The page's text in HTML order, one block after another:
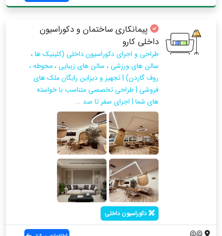
پیمانکاری ساختمان و دکوراسیون
داخلی کارو
طراحی و اجرای دکوراسیون داخلی (کلینیک ها ،
سالن های ورزشی ، سالن های زیبایی ، محوطه ،
روف گاردن) | تجهیز و دیزاین رایگان ملک های
فروشی | طراحی تخصصی متناسب با خواسته
های شما | اجرای صفر تا صد ...
دکوراسیون داخلی
@@